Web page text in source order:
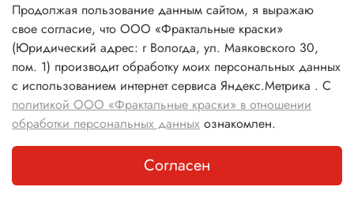
О магазине
Клиентам
Информация
Продолжая пользование данным сайтом, я выражаю
свое согласие, что ООО «Фрактальные краски»
(Юридический адрес: г Вологда, ул. Маяковского 30,
пом. 1) производит обработку моих персональных данных
с использованием интернет сервиса Яндекс.Метрика . С
политикой ООО «Фрактальные краски» в отношении
обработки персональных данных ознакомлен.
Согласен